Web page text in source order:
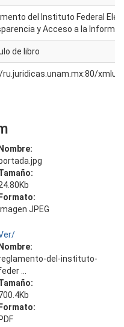
del Instituto Federal
y Acceso a la
de libro
Nombre:
Formato:
JPEG
Nombre:
del-instituto-
...
Formato:
PDF